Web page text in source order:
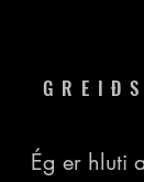
Ég er hluti